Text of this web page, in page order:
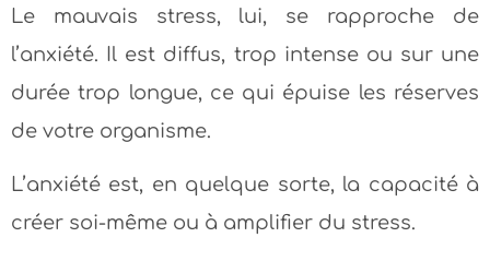
Le mauvais stress, lui, se rapproche de
l’anxiété. Il est diffus, trop intense ou sur une
durée trop longue, ce qui épuise les réserves
de votre organisme.
L’anxiété est, en quelque sorte, la capacité à
créer soi-même ou à amplifier du stress.